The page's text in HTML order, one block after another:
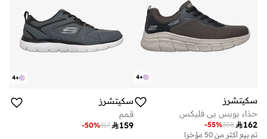
+
4
سكيتشرز
حذاء بوبس بي فليكس
162
358
-55%
تم بيع أكثر من 50 مؤخرا
+
4
سكيتشرز
قمم
159
317
-50%